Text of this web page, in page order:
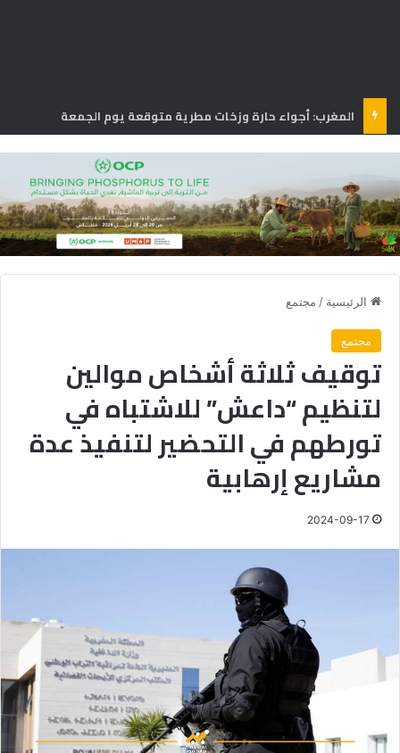
المغرب: أجواء حارة وزخات مطرية متوقعة يوم الجمعة
الرئيسية / مجتمع
مجتمع
توقيف ثلاثة أشخاص موالين
لتنظيم “داعش” للاشتباه في
تورطهم في التحضير لتنفيذ عدة
مشاريع إرهابية
2024-09-17